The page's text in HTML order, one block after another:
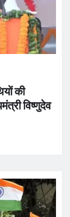
की
विष्णुदेव